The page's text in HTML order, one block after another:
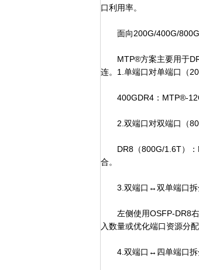
口利用率。
面向200G/400G/
MTP®方案主要用于
连。1.单端口对单端口（
400GDR4：MTP®-
2.双端口对双端口（
DR8（800G/1.6T）：
合。
3.双端口↔双单端口拆
左侧使用OSFP-DR8右
入数量或优化端口资源分配
4.双端口↔四单端口拆